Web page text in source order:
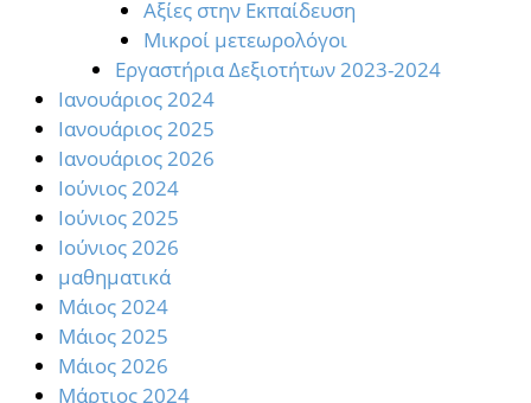
Αξίες στην Εκπαίδευση
Μικροί μετεωρολόγοι
Εργαστήρια Δεξιοτήτων 2023-2024
Ιανουάριος 2024
Ιανουάριος 2025
Ιανουάριος 2026
Ιούνιος 2024
Ιούνιος 2025
Ιούνιος 2026
μαθηματικά
Μάιος 2024
Μάιος 2025
Μάιος 2026
Μάρτιος 2024